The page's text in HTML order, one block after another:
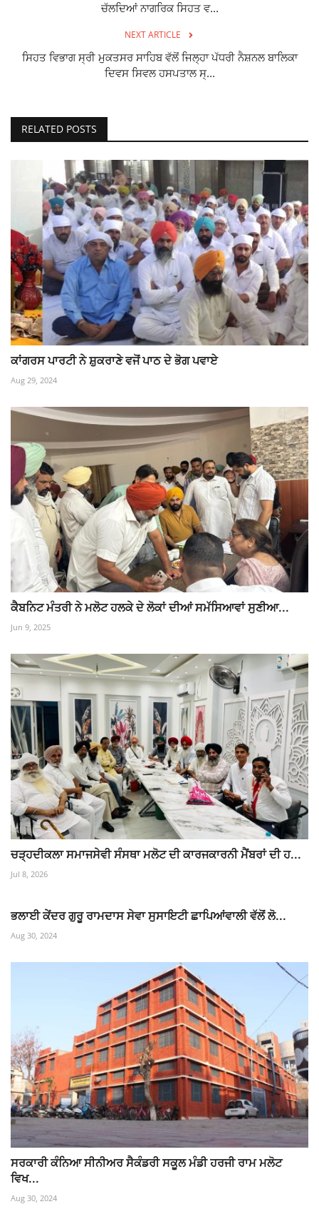
ਚੱਲਦਿਆਂ ਨਾਗਰਿਕ ਸਿਹਤ ਵ...
NEXT ARTICLE
ਸਿਹਤ ਵਿਭਾਗ ਸ੍ਰੀ ਮੁਕਤਸਰ ਸਾਹਿਬ ਵੱਲੋਂ ਜਿਲ੍ਹਾ ਪੱਧਰੀ ਨੈਸ਼ਨਲ ਬਾਲਿਕਾ
ਦਿਵਸ ਸਿਵਲ ਹਸਪਤਾਲ ਸ੍...
RELATED POSTS
ਕਾਂਗਰਸ ਪਾਰਟੀ ਨੇ ਸ਼ੁਕਰਾਣੇ ਵਜੋਂ ਪਾਠ ਦੇ ਭੋਗ ਪਵਾਏ
Aug 29, 2024
ਕੈਬਨਿਟ ਮੰਤਰੀ ਨੇ ਮਲੋਟ ਹਲਕੇ ਦੇ ਲੋਕਾਂ ਦੀਆਂ ਸਮੱਸਿਆਵਾਂ ਸੁਣੀਆ...
Jun 9, 2025
ਚੜ੍ਹਦੀਕਲਾ ਸਮਾਜਸੇਵੀ ਸੰਸਥਾ ਮਲੋਟ ਦੀ ਕਾਰਜਕਾਰਨੀ ਮੈਂਬਰਾਂ ਦੀ ਹ...
Jul 8, 2026
ਭਲਾਈ ਕੇਂਦਰ ਗੁਰੂ ਰਾਮਦਾਸ ਸੇਵਾ ਸੁਸਾਇਟੀ ਛਾਪਿਆਂਵਾਲੀ ਵੱਲੋਂ ਲੋ...
Aug 30, 2024
ਸਰਕਾਰੀ ਕੰਨਿਆ ਸੀਨੀਅਰ ਸੈਕੰਡਰੀ ਸਕੂਲ ਮੰਡੀ ਹਰਜੀ ਰਾਮ ਮਲੋਟ
ਵਿਖ...
Aug 30, 2024